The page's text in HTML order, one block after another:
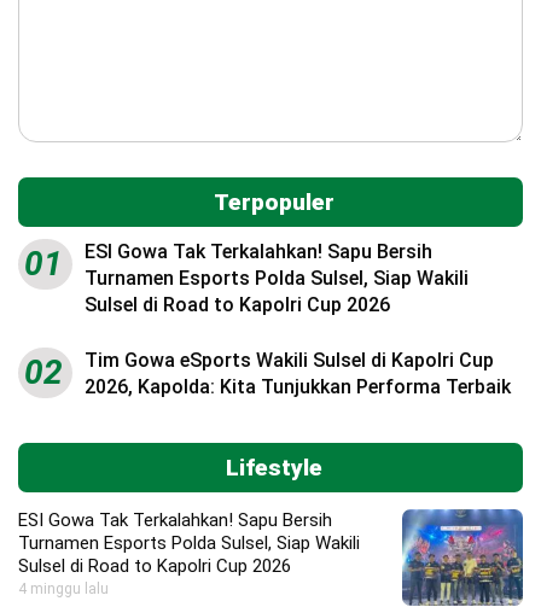
Terpopuler
01
ESI Gowa Tak Terkalahkan! Sapu Bersih
Turnamen Esports Polda Sulsel, Siap Wakili
Sulsel di Road to Kapolri Cup 2026
02
Tim Gowa eSports Wakili Sulsel di Kapolri Cup
2026, Kapolda: Kita Tunjukkan Performa Terbaik
Lifestyle
ESI Gowa Tak Terkalahkan! Sapu Bersih
Turnamen Esports Polda Sulsel, Siap Wakili
Sulsel di Road to Kapolri Cup 2026
4 minggu lalu